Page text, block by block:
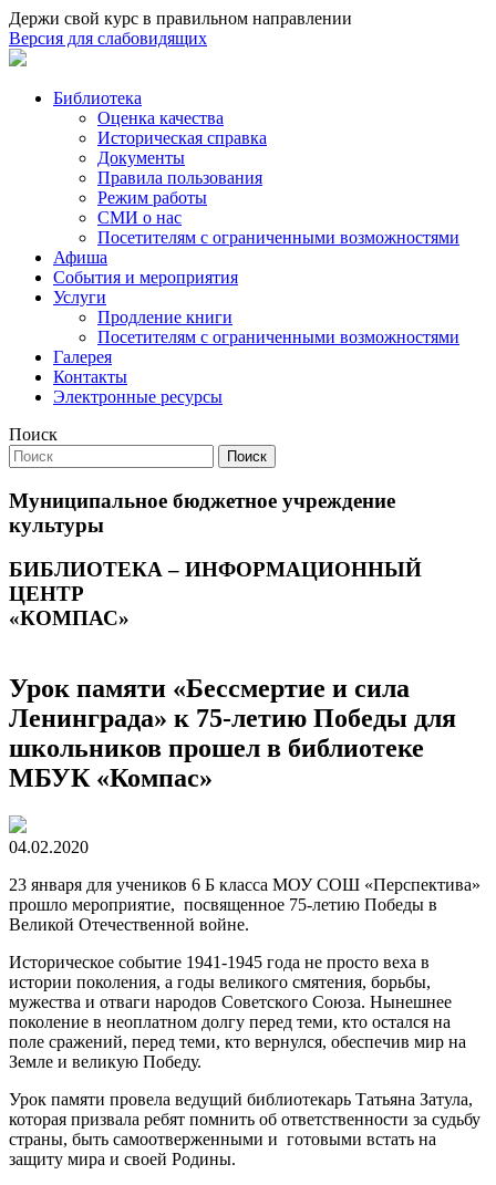
Держи свой курс в правильном направлении
Версия для слабовидящих
Библиотека
Оценка качества
Историческая справка
Документы
Правила пользования
Режим работы
СМИ о нас
Посетителям с ограниченными возможностями
Афиша
События и мероприятия
Услуги
Продление книги
Посетителям с ограниченными возможностями
Галерея
Контакты
Электронные ресурсы
Поиск
Поиск
Муниципальное бюджетное учреждение
культуры
БИБЛИОТЕКА – ИНФОРМАЦИОННЫЙ
ЦЕНТР
«КОМПАС»
Урок памяти «Бессмертие и сила
Ленинграда» к 75-летию Победы для
школьников прошел в библиотеке
МБУК «Компас»
04.02.2020
23 января для учеников 6 Б класса МОУ СОШ «Перспектива»
прошло мероприятие, посвященное 75-летию Победы в
Великой Отечественной войне.
Историческое событие 1941-1945 года не просто веха в
истории поколения, а годы великого смятения, борьбы,
мужества и отваги народов Советского Союза. Нынешнее
поколение в неоплатном долгу перед теми, кто остался на
поле сражений, перед теми, кто вернулся, обеспечив мир на
Земле и великую Победу.
Урок памяти провела ведущий библиотекарь Татьяна Затула,
которая призвала ребят помнить об ответственности за судьбу
страны, быть самоотверженными и готовыми встать на
защиту мира и своей Родины.